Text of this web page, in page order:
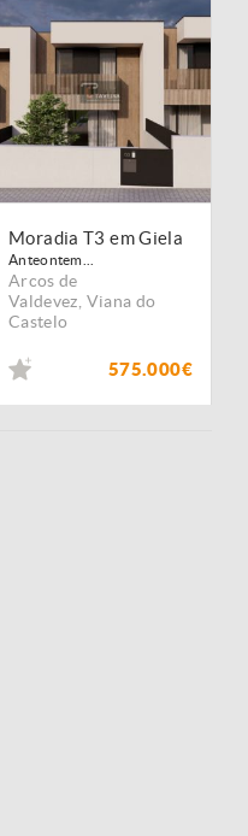
Moradia T3 em Giela
Anteontem...
Arcos de
Valdevez Viana do
Castelo
575.000€